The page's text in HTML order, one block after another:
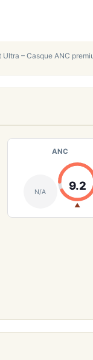
Ultra – Casque ANC
ANC
N/A 9.2
▲